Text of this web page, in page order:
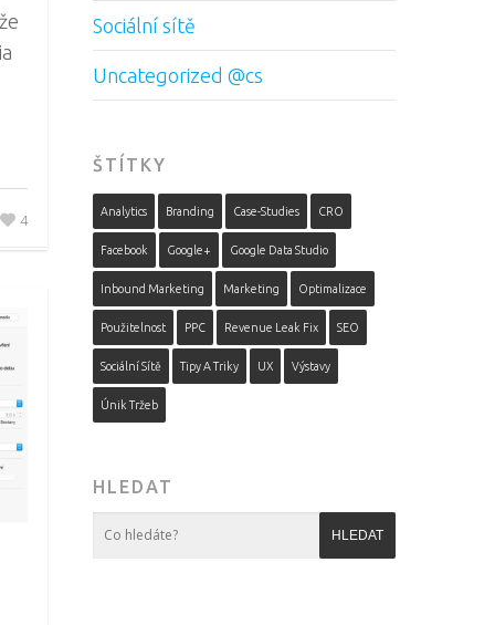
4
Sociální sítě
Uncategorized @cs
ŠTÍTKY
Analytics Branding Case-Studies CRO
Facebook Google+ Google Data Studio
Inbound Marketing Marketing Optimalizace
Použitelnost PPC Revenue Leak Fix SEO
Sociální Sítě Tipy A Triky UX Výstavy
Únik Tržeb
HLEDAT